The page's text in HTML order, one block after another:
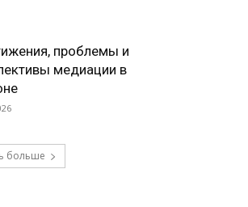
проблемы и
медиации в
больше